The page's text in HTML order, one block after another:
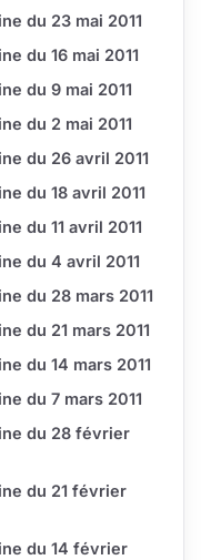
du 23 mai 2011
du 16 mai 2011
du 9 mai 2011
du 2 mai 2011
du 26 avril 2011
du 18 avril 2011
du 11 avril 2011
du 4 avril 2011
du 28 mars 2011
du 21 mars 2011
du 14 mars 2011
du 7 mars 2011
du 28 février
du 21 février
du 14 février